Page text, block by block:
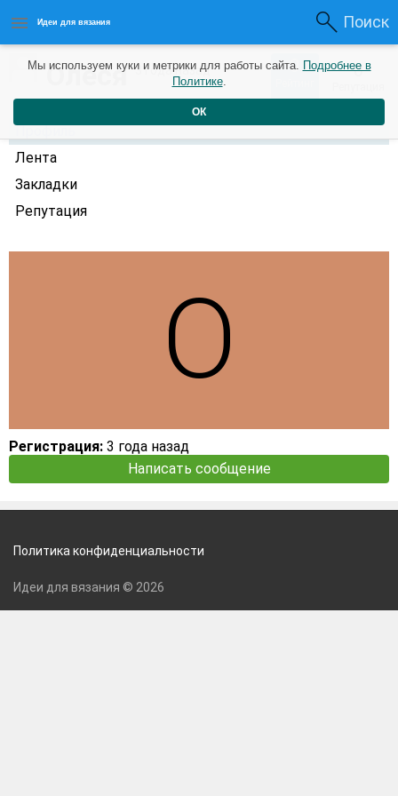
Идеи для вязания Поиск
Олеся3 года назад 0 0
Профиль
Лента
Закладки
Репутация
Регистрация: 3 года назад
Написать сообщение
Мы используем куки и метрики для работы сайта. Подробнее в
Политике.
ОК
Политика конфиденциальности
Идеи для вязания © 2026